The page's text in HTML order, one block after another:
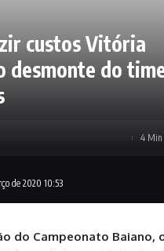
custos Vitória
desmonte do
de 2020 10:53
4 Min
do Campeonato Baiano,